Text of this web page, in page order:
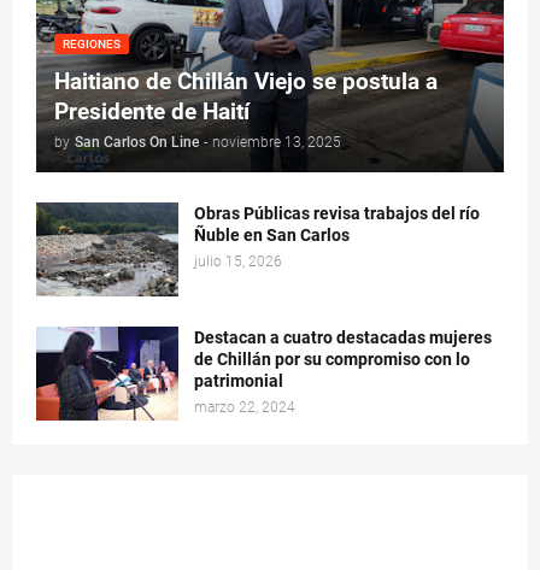
REGIONES
Haitiano de Chillán Viejo se postula a
Presidente de Haití
by San Carlos On Line - noviembre 13, 2025
Obras Públicas revisa trabajos del río
Ñuble en San Carlos
julio 15, 2026
Destacan a cuatro destacadas mujeres
de Chillán por su compromiso con lo
patrimonial
marzo 22, 2024